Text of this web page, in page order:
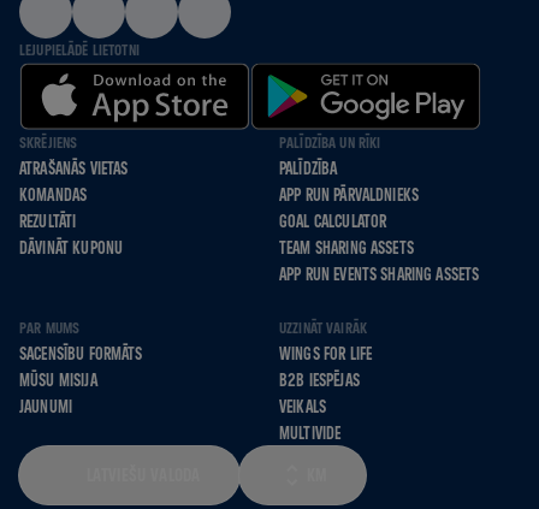
LEJUPIELĀDĒ LIETOTNI
SKRĒJIENS
ATRAŠANĀS VIETAS
KOMANDAS
REZULTĀTI
DĀVINĀT KUPONU
PALĪDZĪBA UN RĪKI
PALĪDZĪBA
APP RUN PĀRVALDNIEKS
GOAL CALCULATOR
TEAM SHARING ASSETS
APP RUN EVENTS SHARING ASSETS
PAR MUMS
SACENSĪBU FORMĀTS
MŪSU MISIJA
JAUNUMI
UZZINĀT VAIRĀK
WINGS FOR LIFE
B2B IESPĒJAS
VEIKALS
MULTIVIDE